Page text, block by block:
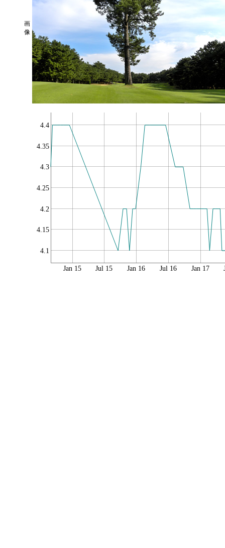
画
像
4.1
4.15
4.2
4.25
4.3
4.35
4.4
Jan 15 Jul 15 Jan 16 Jul 16 Jan 17